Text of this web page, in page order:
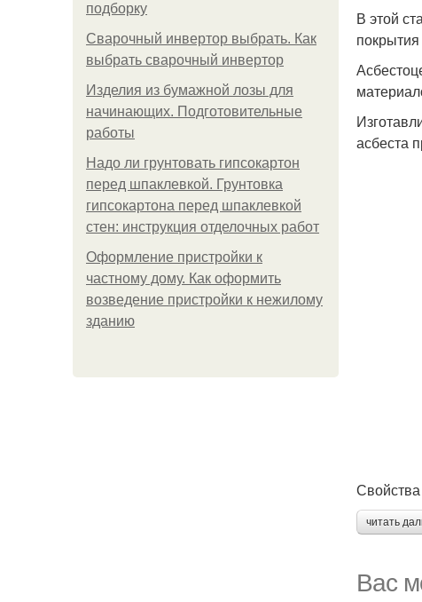
подборку
Сварочный инвертор выбрать. Как
выбрать сварочный инвертор
Изделия из бумажной лозы для
начинающих. Подготовительные
работы
Надо ли грунтовать гипсокартон
перед шпаклевкой. Грунтовка
гипсокартона перед шпаклевкой
стен: инструкция отделочных работ
Оформление пристройки к
частному дому. Как оформить
возведение пристройки к нежилому
зданию
В этой
асбеста
читать
Вас